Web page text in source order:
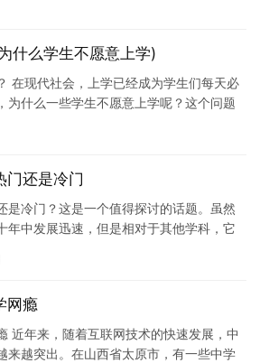
什么学生不愿意上学)
在现代社会，上学已经成为学生们每天必
为什么一些学生不愿意上学呢？这个问题
门还是冷门
是冷门？这是一个值得探讨的话题。虽然
年中发展迅速，但是相对于其他学科，它
网瘾
近年来，随着互联网技术的快速发展，中
来越突出。在山西省太原市，有一些中学